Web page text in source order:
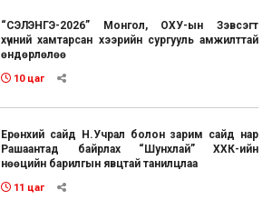
“СЭЛЭНГЭ-2026” Монгол, ОХУ-ын Зэвсэгт
хүчний хамтарсан хээрийн сургууль амжилттай
өндөрлөлөө
10 цаг
Ерөнхий сайд Н.Учрал болон зарим сайд нар
Рашаантад байрлах “Шунхлай” ХХК-ийн
нөөцийн барилгын явцтай танилцлаа
11 цаг